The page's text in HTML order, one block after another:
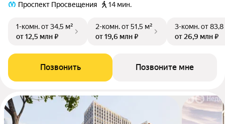
Проспект Просвещения
14 мин.
1-комн.от 34,5 м²
от 12,5 млн ₽
2-комн.от 51,5 м²
от 19,6 млн ₽
3-комн.от 83,8
от 26,9 млн ₽
Позвонить Позвоните мне